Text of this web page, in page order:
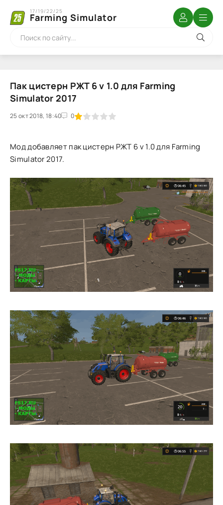
Farming Simulator
17/19/22/25
Пак цистерн РЖТ 6 v 1.0 для Farming
Simulator 2017
25 окт 2018, 18:40 0
1 2 3 4 5
Мод добавляет пак цистерн РЖТ 6 v 1.0 для Farming
Simulator 2017.